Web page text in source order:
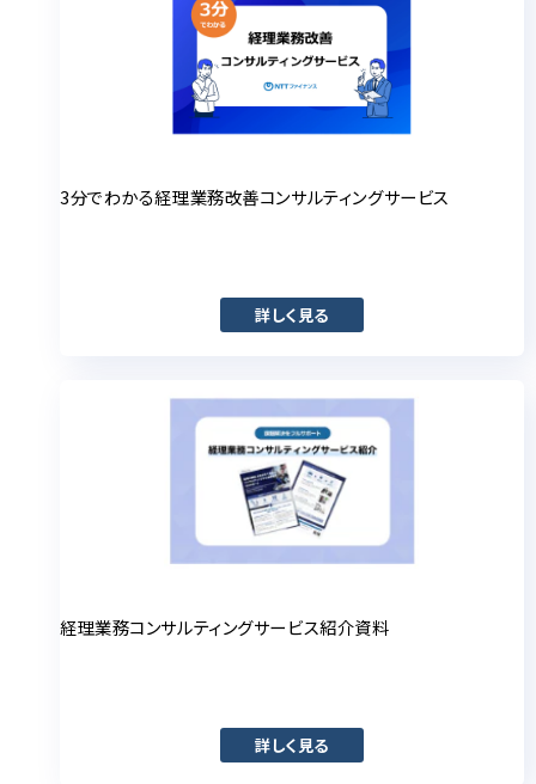
3分でわかる経理業務改善コンサルティングサービス
詳しく見る
経理業務コンサルティングサービス紹介資料
詳しく見る